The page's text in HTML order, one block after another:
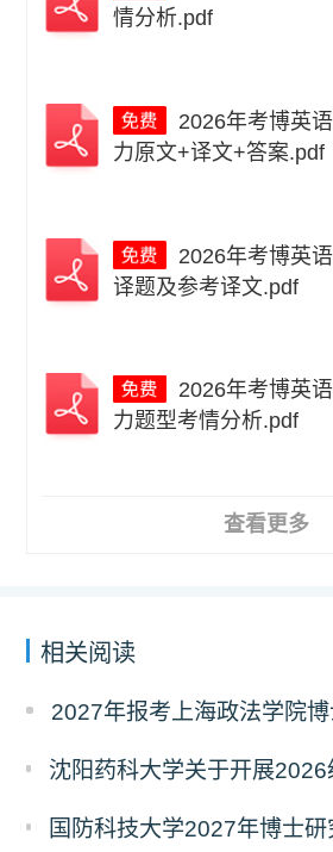
情分析.pdf
力原文+译文+答案.pdf
译题及参考译文.pdf
力题型考情分析.pdf
查看更多
相关阅读